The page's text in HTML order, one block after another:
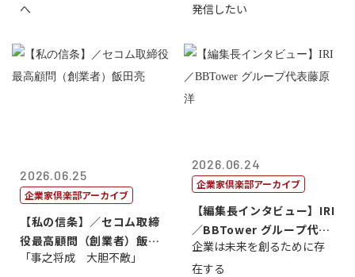
へ
発信したい
2026.06.25
企業家倶楽部アーカイブ
【私の信条】／セコム取締
役最高顧問（創業者）飯田
亮
「事之将成 大胆不敵」
2026.06.24
企業家倶楽部アーカイブ
【編集長インタビュー】IRI
／BBTower グループ代表
藤...
企業は未来を創るために存
在する